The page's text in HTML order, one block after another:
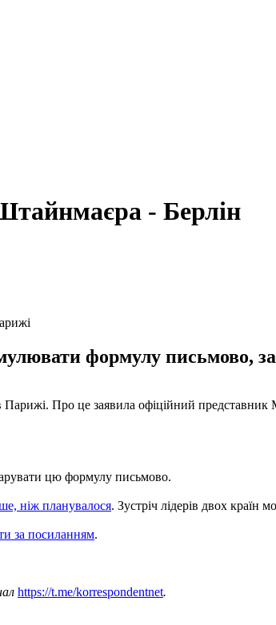
- Берлін
формулу письмово,
Парижі. Про це заявила офіційний
цю формулу письмово.
ніж планувалося. Зустріч лідерів двох країн
за посиланням.
https://t.me/korrespondentnet.